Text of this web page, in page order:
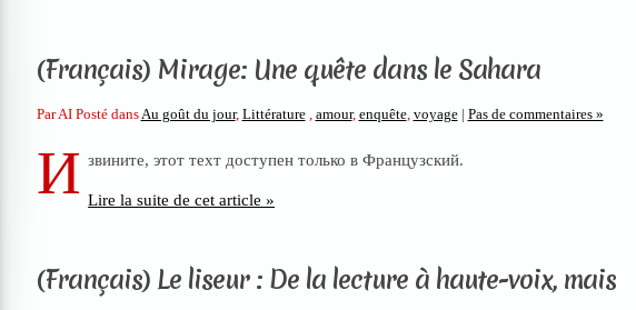
(Français) Mirage: Une quête dans le Sahara
Par AI Posté dans Au goût du jour, Littérature, amour, enquête, voyage | Pas de commentaires »
И звините, этот техт доступен только в Французский.
Lire la suite de cet article »
(Français) Le liseur : De la lecture à haute-voix, mais